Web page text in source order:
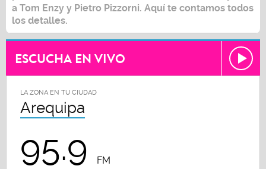
a Tom Enzy y Pietro Pizzorni. Aquí te contamos todos
los detalles.
ESCUCHA EN VIVO
LA ZONA EN TU CIUDAD
Arequipa
95.9 FM